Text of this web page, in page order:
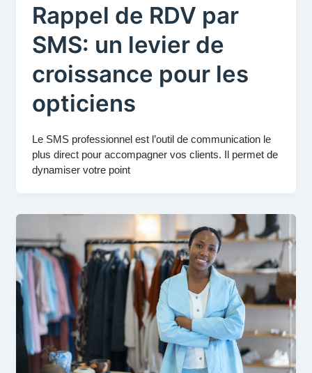
Rappel de RDV par
SMS: un levier de
croissance pour les
opticiens
Le SMS professionnel est l’outil de communication le
plus direct pour accompagner vos clients. Il permet de
dynamiser votre point